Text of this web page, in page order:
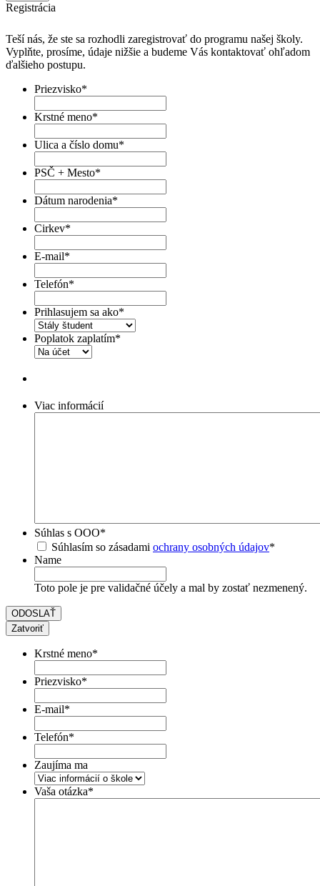
Registrácia
Teší nás, že ste sa rozhodli zaregistrovať do programu našej školy.
Vyplňte, prosíme, údaje nižšie a budeme Vás kontaktovať ohľadom
ďalšieho postupu.
Priezvisko*
Krstné meno*
Ulica a číslo domu*
PSČ + Mesto*
Dátum narodenia*
Cirkev*
E-mail*
Telefón*
Prihlasujem sa ako*
Poplatok zaplatím*
Viac informácií
Súhlas s OOO*
Súhlasím so zásadami ochrany osobných údajov*
Name
Toto pole je pre validačné účely a mal by zostať nezmenený.
Zatvoriť
Krstné meno*
Priezvisko*
E-mail*
Telefón*
Zaujíma ma
Vaša otázka*